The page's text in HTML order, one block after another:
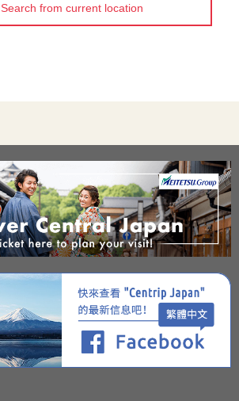
Search from current location